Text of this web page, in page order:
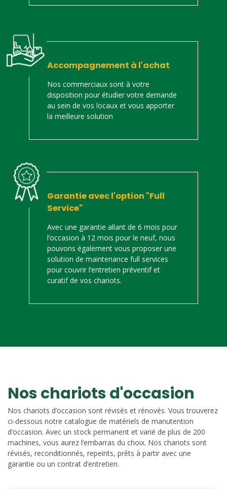
Accompagnement à l'achat
Nos commerciaux sont à votre
disposition pour étudier votre demande
au sein de vos locaux et vous apporter
la meilleure solution
Garantie avec l'option "Full
Service"
Avec une garantie allant de 6 mois pour
l’occasion à 12 mois pour le neuf, nous
pouvons également vous proposer une
solution de maintenance full services
pour couvrir l’entretien préventif et
curatif de vos chariots.
Nos chariots d'occasion
Nos chariots d’occasion sont révisés et rénovés. Vous trouverez
ci-dessous notre catalogue de matériels de manutention
d’occasion. Avec un stock permanent et varié de plus de 200
machines, vous aurez l’embarras du choix. Nos chariots sont
révisés, reconditionnés, repeints, prêts à partir avec une
garantie ou un contrat d’entretien.